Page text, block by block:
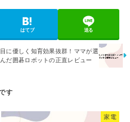
はてブ 送る
目に優しく知育効果抜群！ママが選
んだ囲碁ロボットの正直レビュー
家電